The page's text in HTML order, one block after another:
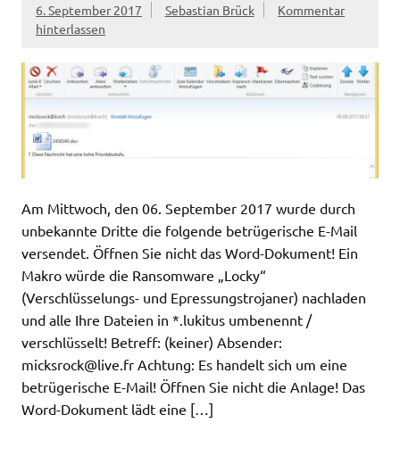
6. September 2017 Sebastian Brück
Kommentar
hinterlassen
Am Mittwoch, den 06. September 2017 wurde durch
unbekannte Dritte die folgende betrügerische E-Mail
versendet. Öffnen Sie nicht das Word-Dokument! Ein
Makro würde die Ransomware „Locky“
(Verschlüsselungs- und Epressungstrojaner) nachladen
und alle Ihre Dateien in *.lukitus umbenennt /
verschlüsselt! Betreff: (keiner) Absender:
micksrock@live.fr Achtung: Es handelt sich um eine
betrügerische E-Mail! Öffnen Sie nicht die Anlage! Das
Word-Dokument lädt eine […]